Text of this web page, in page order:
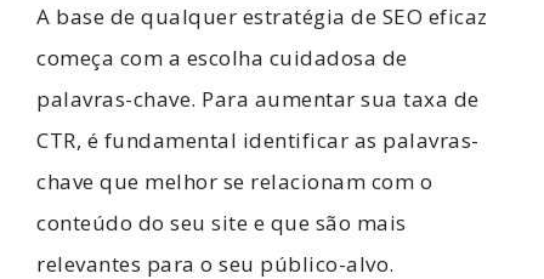
A base de qualquer estratégia de SEO eficaz
começa com a escolha cuidadosa de
palavras-chave. Para aumentar sua taxa de
CTR, é fundamental identificar as palavras-
chave que melhor se relacionam com o
conteúdo do seu site e que são mais
relevantes para o seu público-alvo.